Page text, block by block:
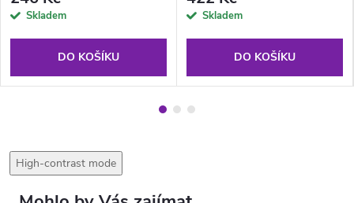
Skladem
DO KOŠÍKU
Skladem
DO KOŠÍKU
High-contrast mode